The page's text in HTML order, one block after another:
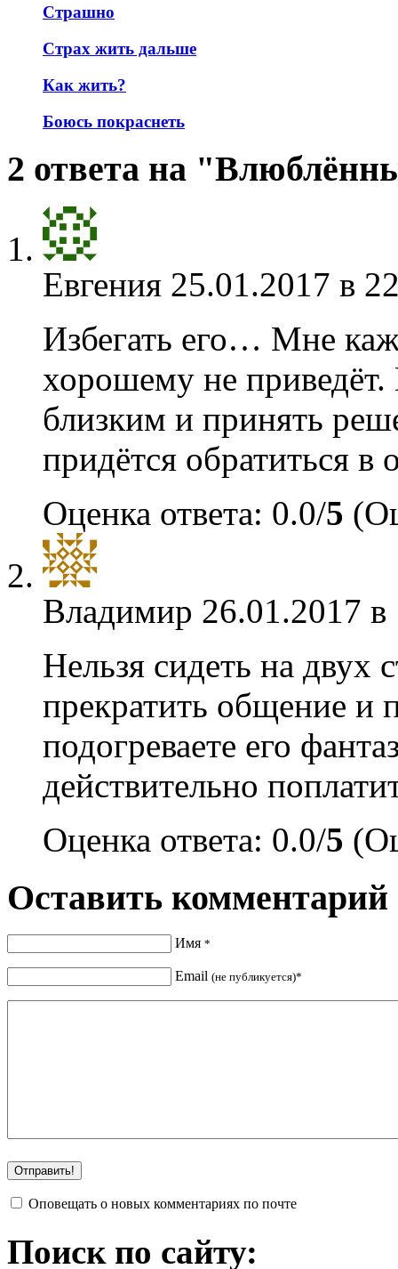
Страшно
Страх жить дальше
Как жить?
Боюсь покраснеть
2 ответа на
Евгения 25.01.2017 в
Избегать его… Мне
хорошему не приведёт.
близким и принять
придётся обратиться
Оценка ответа: 0.0/5
Владимир 26.01.2017
Нельзя сидеть на двух
прекратить общение и
подогреваете его
действительно
Оценка ответа: 0.0/5
Оставить комментарий
Имя *
Email (не публикуется)*
Оповещать о новых комментариях по почте
Поиск по сайту: